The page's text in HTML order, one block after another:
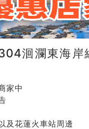
洄瀾東海岸
家中
及花蓮火車站周邊